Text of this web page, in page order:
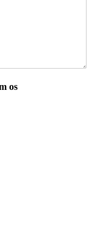
os